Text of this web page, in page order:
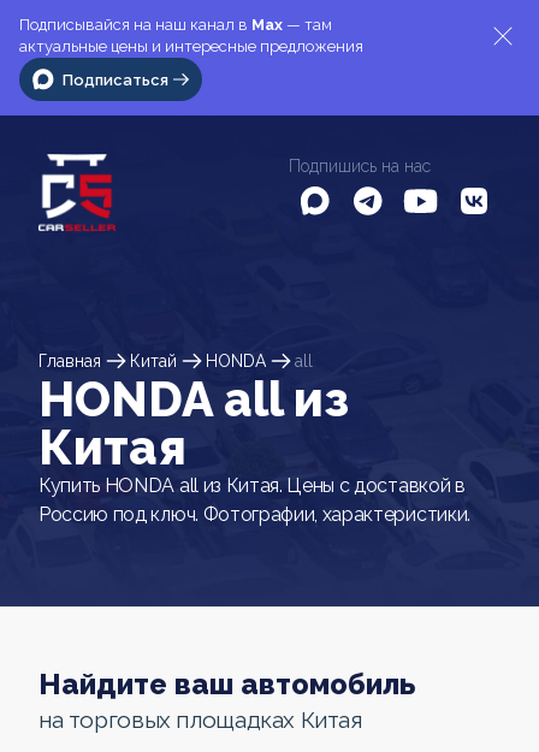
Подписывайся на наш канал в Max — там
актуальные цены и интересные предложения
Подписаться
Подпишись на нас
Главная Китай HONDA all
HONDA all из
Китая
Купить HONDA all из Китая. Цены с доставкой в
Россию под ключ. Фотографии, характеристики.
Найдите ваш автомобиль
на торговых площадках Китая